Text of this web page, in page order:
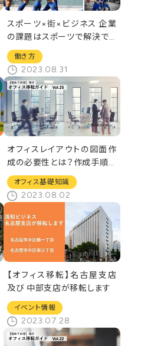
スポーツ×街×ビジネス 企業
の課題はスポーツで解決でき
る
働き方
2023.08.31
オフィスレイアウトの図面作
成の必要性とは？作成手順や
ポイントを解説
オフィス基礎知識
2023.08.02
【オフィス移転】名古屋支店
及び 中部支店が移転します
イベント情報
2023.07.28